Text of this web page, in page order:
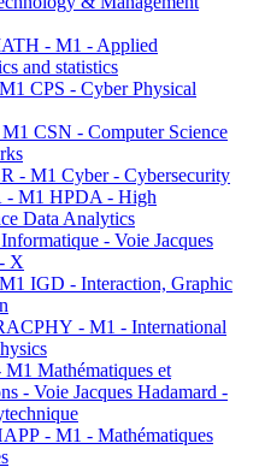
- M1 - Applied
and statistics
CPS - Cyber Physical
CSN - Computer Science
- M1 Cyber - Cybersecurity
- M1 HPDA - High
Data Analytics
- Voie Jacques
X
IGD - Interaction, Graphic
- M1 - International
Mathématiques et
- Voie Jacques Hadamard -
- M1 - Mathématiques